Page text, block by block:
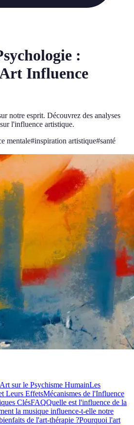
:
Influence
notre esprit. Découvrez des analyses
l'influence artistique.
mentale#inspiration artistique#santé
sur le Psychisme HumainLes
Leurs EffetsMécanismes de l'Influence
ClésFAQQuelle est l'influence de la
la musique influence-t-elle notre
de l'art-thérapie ?Pourquoi l'art